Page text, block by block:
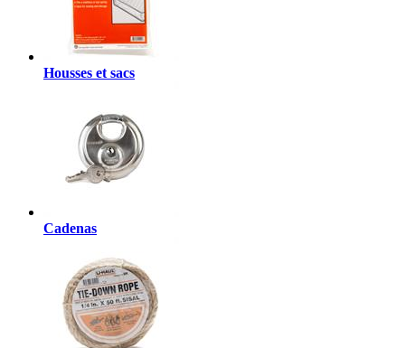
Housses et sacs
Cadenas